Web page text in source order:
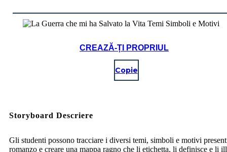
CREAZĂ-ȚI PROPRIUL
Copie
Storyboard Descriere
Gli studenti possono tracciare i diversi temi, simboli e motivi
romanzo e creare una mappa ragno che li etichetta, li definisce e li